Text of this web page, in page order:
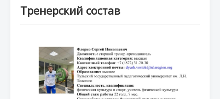
Полезная информация
Мероприятия
Контакты
Родителям
Тренерский состав